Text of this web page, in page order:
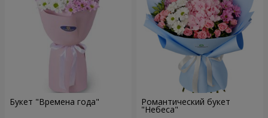
Букет "Времена года" Романтический букет
"Небеса"